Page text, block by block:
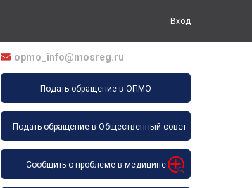
Вход
opmo_info@mosreg.ru
Подать обращение в ОПМО
Подать обращение в Общественный совет
Сообщить о проблеме в медицине